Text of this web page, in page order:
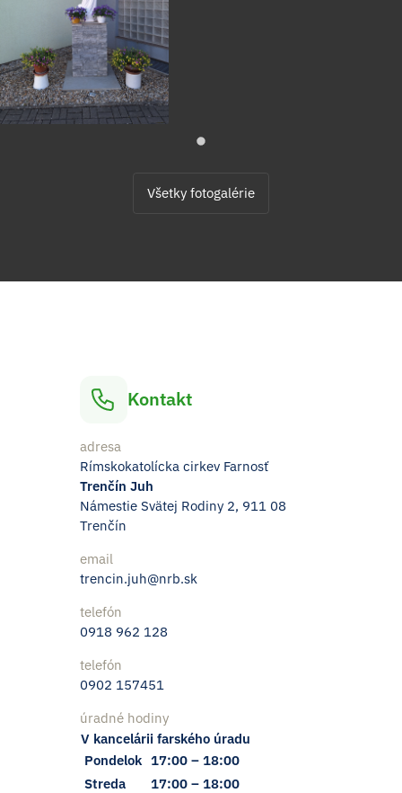
Všetky fotogalérie
Kontakt
adresa
Rímskokatolícka cirkev Farnosť
Trenčín Juh
Námestie Svätej Rodiny 2, 911 08
Trenčín
email
trencin.juh@nrb.sk
telefón
0918 962 128
telefón
0902 157451
úradné hodiny
V kancelárii farského úradu
Pondelok 17:00 – 18:00
Streda
17:00 – 18:00